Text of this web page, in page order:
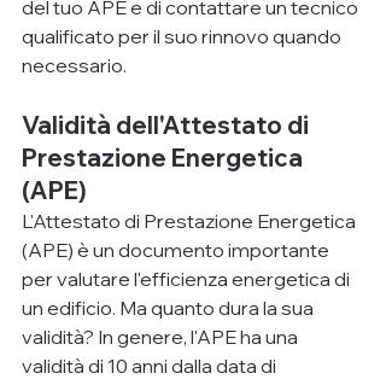
del tuo APE e di contattare un tecnico
qualificato per il suo rinnovo quando
necessario.
Validità dell'Attestato di
Prestazione Energetica
(APE)
L'Attestato di Prestazione Energetica
(APE) è un documento importante
per valutare l'efficienza energetica di
un edificio. Ma quanto dura la sua
validità? In genere, l'APE ha una
validità di 10 anni dalla data di